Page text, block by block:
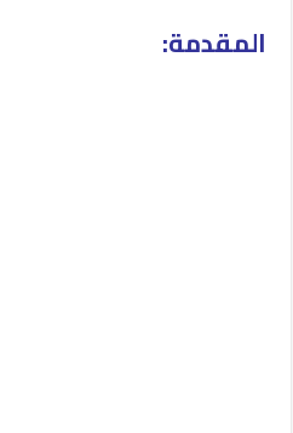
المقدمة: